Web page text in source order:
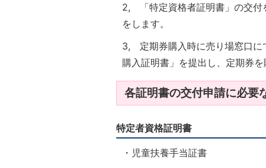
2, 「特定資格者証明書」の交付
をします。
3, 定期券購入時に売り場窓口に
購入証明書」を提出し、定期券を
各証明書の交付申請に必要
特定者資格証明書
・児童扶養手当証書